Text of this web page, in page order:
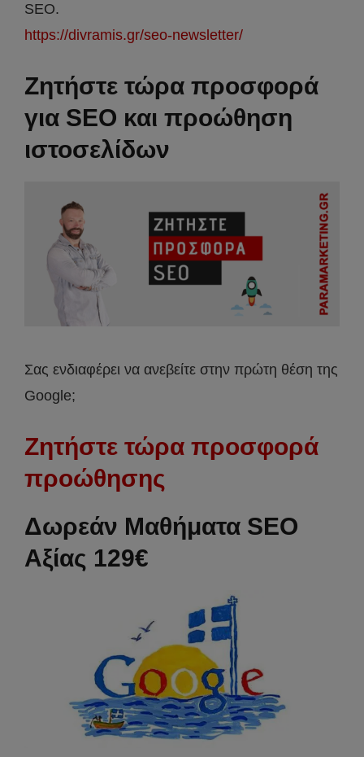
SEO.
https://divramis.gr/seo-newsletter/
Ζητήστε τώρα προσφορά
για SEO και προώθηση
ιστοσελίδων
Σας ενδιαφέρει να ανεβείτε στην πρώτη θέση της
Google;
Ζητήστε τώρα προσφορά
προώθησης
Δωρεάν Μαθήματα SEO
Αξίας 129€